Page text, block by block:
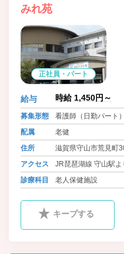
みれ苑
正社員・パート
給与 時給 1,450円～
募集形態
看護師（日勤パート）
配属
老健
住所
滋賀県守山市荒見町
アクセス
JR琵琶湖線 守山駅
診療科目
老人保健施設
キープする